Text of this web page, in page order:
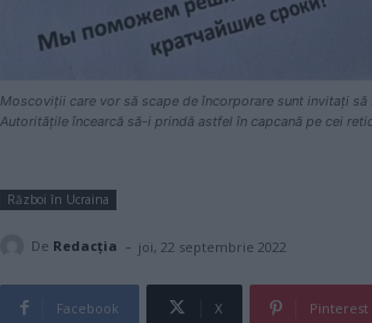
Moscoviții care vor să scape de încorporare sunt invitați
Autoritățile încearcă să-i prindă astfel în capcană pe cei
Război în Ucraina
De Redacţia - joi, 22 septembrie 2022
Facebook X Pinterest